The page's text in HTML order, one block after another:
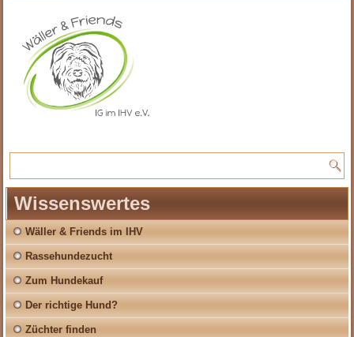
Wissenswertes
Wäller & Friends im IHV
Rassehundezucht
Zum Hundekauf
Der richtige Hund?
Züchter finden